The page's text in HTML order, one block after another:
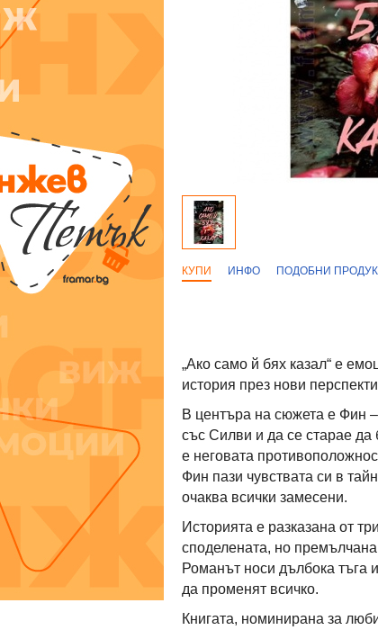
КУПИ ИНФО ПОДОБНИ
„Ако само й бях казал“ е
история през нови
В центъра на сюжета е Фин –
със Силви и да се старае
е неговата
Фин пази чувствата си в
очаква всички замесени.
Историята е разказана от
споделената, но
Романът носи дълбока тъга
да променят всичко.
Книгата, номинирана за